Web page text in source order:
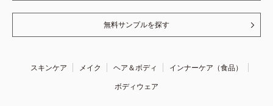
無料サンプルを探す
スキンケア メイク ヘア＆ボディ
インナーケア（食品）
ボディウェア